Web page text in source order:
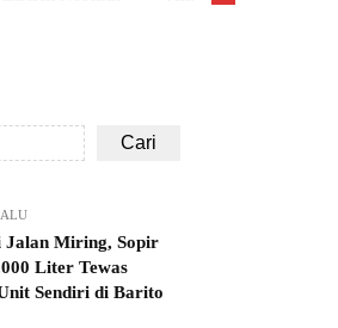
Cari
Jalan Miring, Sopir
Liter Tewas
Sendiri di Barito